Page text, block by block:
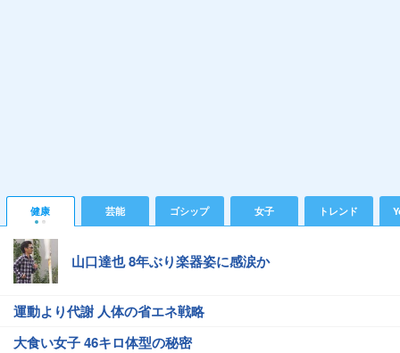
健康 芸能 ゴシップ 女子 トレンド
山口達也 8年ぶり楽器姿に感涙か
運動より代謝 人体の省エネ戦略
大食い女子 46キロ体型の秘密